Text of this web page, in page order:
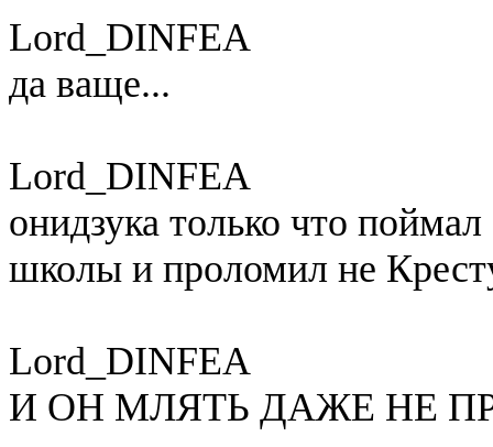
Lord_DINFEA
да ваще...
Lord_DINFEA
онидзука только что
школы и проломил не
Lord_DINFEA
И ОН МЛЯТЬ ДАЖЕ НЕ